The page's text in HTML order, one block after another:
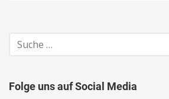
Suche
nach:
Folge uns auf Social Media